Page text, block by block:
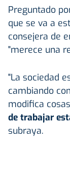
Preguntado
que se va a
consejera de
"merece una
"La sociedad
cambiando
modifica
de trabajar
subraya.